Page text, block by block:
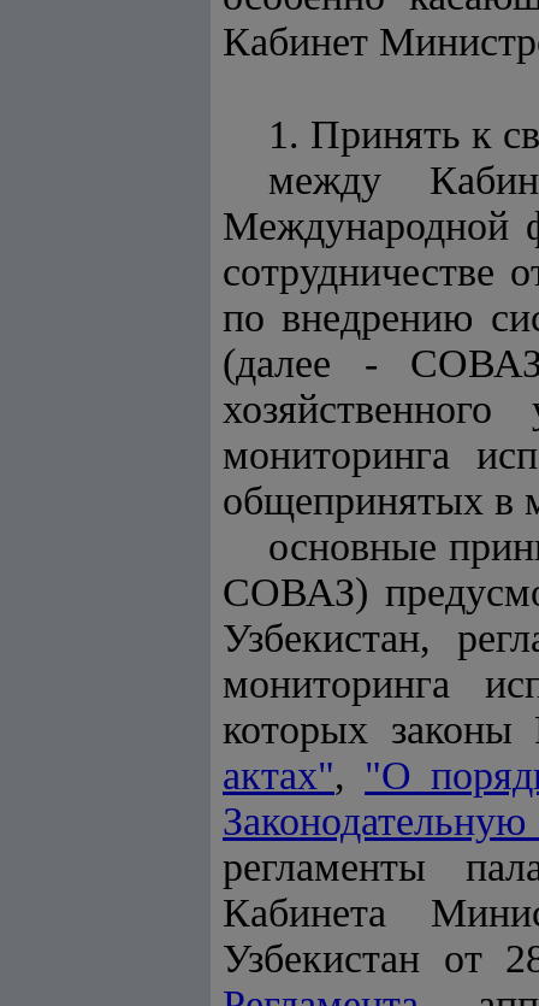
Кабинет
1. Принять к
между
Международной
сотрудничестве
по внедрению
(далее - СОВАЗ)
мониторинга
общепринятых в
основные
СОВАЗ)
Узбекистан,
мониторинга
которых законы
актах", "О
регламенты
Кабинета
Узбекистан от